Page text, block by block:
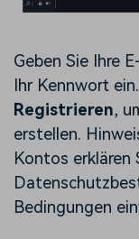
Geben Sie Ihre
Ihr Kennwort
Registrieren,
erstellen.
Kontos erklären
Bedingungen